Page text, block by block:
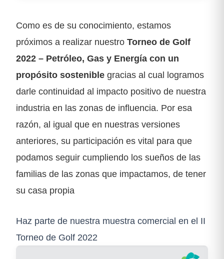
Como es de su conocimiento, estamos
próximos a realizar nuestro Torneo de Golf
2022 – Petróleo, Gas y Energía con un
propósito sostenible gracias al cual logramos
darle continuidad al impacto positivo de nuestra
industria en las zonas de influencia. Por esa
razón, al igual que en nuestras versiones
anteriores, su participación es vital para que
podamos seguir cumpliendo los sueños de las
familias de las zonas que impactamos, de tener
su casa propia
Haz parte de nuestra muestra comercial en el II
Torneo de Golf 2022